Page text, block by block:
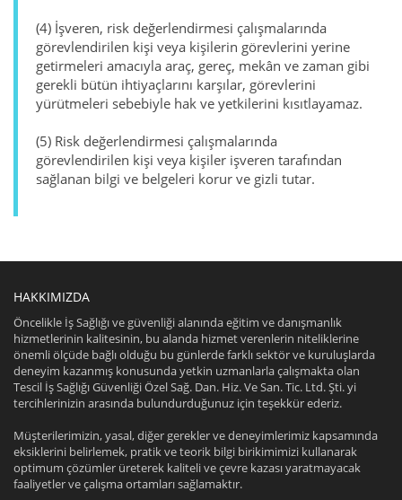
(4) İşveren, risk değerlendirmesi çalışmalarında
görevlendirilen kişi veya kişilerin görevlerini yerine
getirmeleri amacıyla araç, gereç, mekân ve zaman gibi
gerekli bütün ihtiyaçlarını karşılar, görevlerini
yürütmeleri sebebiyle hak ve yetkilerini kısıtlayamaz.
(5) Risk değerlendirmesi çalışmalarında
görevlendirilen kişi veya kişiler işveren tarafından
sağlanan bilgi ve belgeleri korur ve gizli tutar.
HAKKIMIZDA
Öncelikle İş Sağlığı ve güvenliği alanında eğitim ve danışmanlık
hizmetlerinin kalitesinin, bu alanda hizmet verenlerin niteliklerine
önemli ölçüde bağlı olduğu bu günlerde farklı sektör ve kuruluşlarda
deneyim kazanmış konusunda yetkin uzmanlarla çalışmakta olan
Tescil İş Sağlığı Güvenliği Özel Sağ. Dan. Hiz. Ve San. Tic. Ltd. Şti. yi
tercihlerinizin arasında bulundurduğunuz için teşekkür ederiz.
Müşterilerimizin, yasal, diğer gerekler ve deneyimlerimiz kapsamında
eksiklerini belirlemek, pratik ve teorik bilgi birikimimizi kullanarak
optimum çözümler üreterek kaliteli ve çevre kazası yaratmayacak
faaliyetler ve çalışma ortamları sağlamaktır.